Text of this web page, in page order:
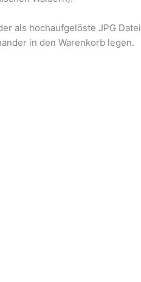
als hochaufgelöste JPG Datei
in den Warenkorb legen.